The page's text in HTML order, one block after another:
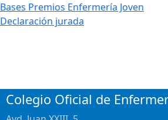
Bases Premios Enfermería Joven
Declaración jurada
Colegio Oficial de